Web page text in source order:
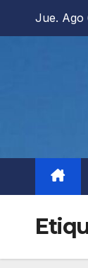
Jue. Ago